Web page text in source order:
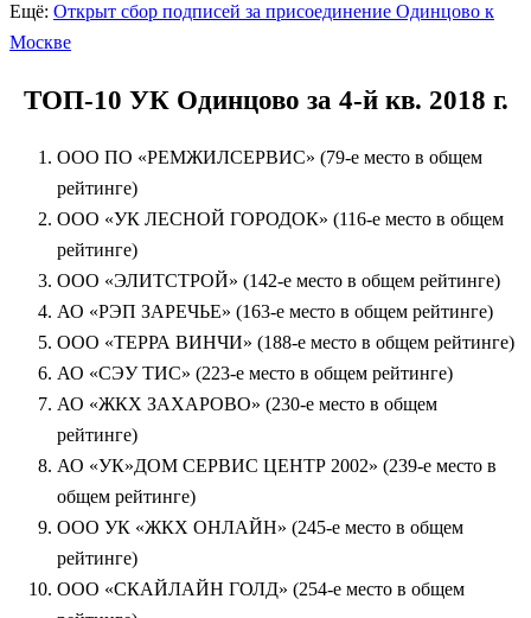
Ещё: Открыт сбор подписей за присоединение Одинцово к
Москве
ТОП-10 УК Одинцово за 4-й кв. 2018 г.
ООО ПО «РЕМЖИЛСЕРВИС» (79-е место в общем
рейтинге)
ООО «УК ЛЕСНОЙ ГОРОДОК» (116-е место в общем
рейтинге)
ООО «ЭЛИТСТРОЙ» (142-е место в общем рейтинге)
АО «РЭП ЗАРЕЧЬЕ» (163-е место в общем рейтинге)
ООО «ТЕРРА ВИНЧИ» (188-е место в общем рейтинге)
АО «СЭУ ТИС» (223-е место в общем рейтинге)
АО «ЖКХ ЗАХАРОВО» (230-е место в общем
рейтинге)
АО «УК»ДОМ СЕРВИС ЦЕНТР 2002» (239-е место в
общем рейтинге)
ООО УК «ЖКХ ОНЛАЙН» (245-е место в общем
рейтинге)
ООО «СКАЙЛАЙН ГОЛД» (254-е место в общем